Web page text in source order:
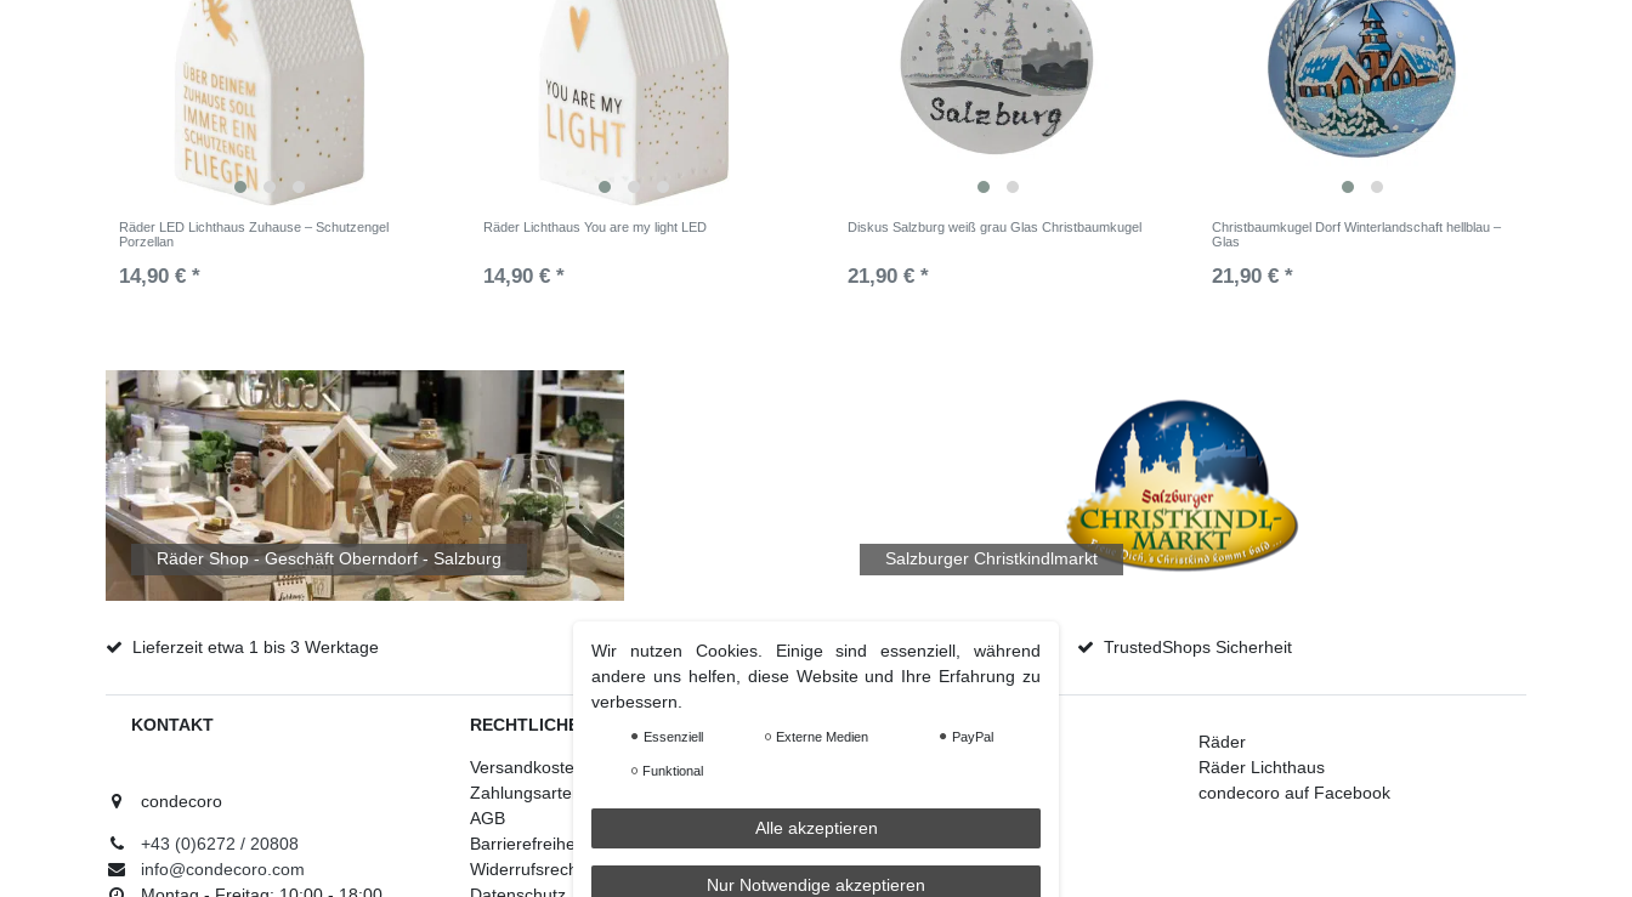
Räder LED Lichthaus Zuhause – Schutzengel
Porzellan
14,90 € *
Räder Lichthaus You are my light LED
14,90 € *
Diskus Salzburg weiß grau Glas Christbaumkugel
21,90 € *
Christbaumkugel Dorf Winterlandschaft hellblau –
Glas
21,90 € *
Räder Shop - Geschäft Oberndorf - Salzburg Salzburger Christkindlmarkt
Lieferzeit etwa 1 bis 3 Werktage Kostenloser Versand Ab € 70 (DE & AT) TrustedShops Sicherheit
KONTAKT
condecoro
+43 (0)6272 / 20808
info@condecoro.com
RECHTLICHES
Versandkosten
Zahlungsarten
AGB
Barrierefreiheitserklärung
Widerrufsrecht
Weihnachtsdeko
Figuren Ornamente
Räder
Räder Lichthaus
condecoro auf Facebook
Wir nutzen Cookies. Einige sind essenziell, während
andere uns helfen, diese Website und Ihre Erfahrung zu
verbessern.
Essenziell Externe Medien PayPal
Funktional
Alle akzeptieren
Nur Notwendige akzeptieren